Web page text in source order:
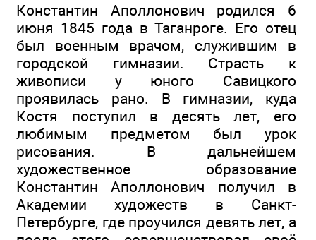
Константин Аполлонович родился 6
июня 1845 года в Таганроге. Его отец
был военным врачом, служившим в
городской гимназии. Страсть к
живописи у юного Савицкого
проявилась рано. В гимназии, куда
Костя поступил в десять лет, его
любимым предметом был урок
рисования. В дальнейшем
художественное образование
Константин Аполлонович получил в
Академии художеств в Санкт-
Петербурге, где проучился девять лет, а